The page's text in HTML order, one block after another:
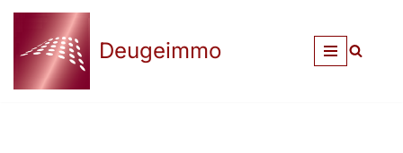
Zum
Inhalt
springen
Deugeimmo